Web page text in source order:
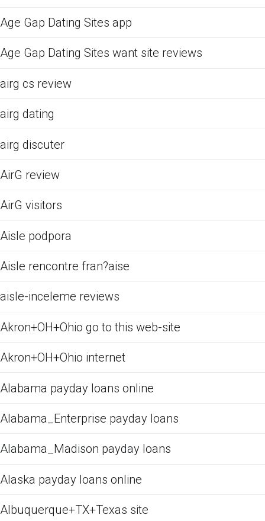
Age Gap Dating Sites app
Age Gap Dating Sites want site reviews
airg cs review
airg dating
airg discuter
AirG review
AirG visitors
Aisle podpora
Aisle rencontre fran?aise
aisle-inceleme reviews
Akron+OH+Ohio go to this web-site
Akron+OH+Ohio internet
Alabama payday loans online
Alabama_Enterprise payday loans
Alabama_Madison payday loans
Alaska payday loans online
Albuquerque+TX+Texas site